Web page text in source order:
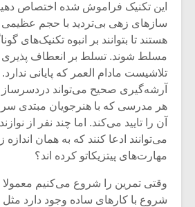
این تکنیک فراموش شده اختصاص
سازهای زهی بی‌تردید با حجم عظیمی
هستند تا بتوانند بر انبوه تکنیک‌های
مسلط شوند. تسلط بر انعطاف پذیری
تلاشیست مادام العمر که پایانی
آرشه‌گیری صحیح می‌تواند دردسرساز
هر مدرسی که با هنرجویان مبتدی سر
آن را تایید می‌کند. اما چند نفر از
می‌توانند ادعا کنند که به همان
مهارت‌های پیتزیکاتو کرده اند؟
وقتی تمرین را شروع می‌کنیم معمولا
شروع با کارهای ساده وجود دارد